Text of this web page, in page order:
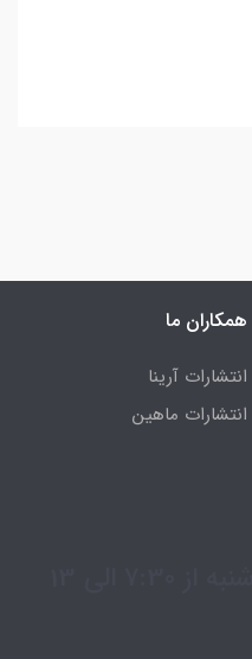
همکاران ما
انتشارات آرینا
انتشارات ماهین